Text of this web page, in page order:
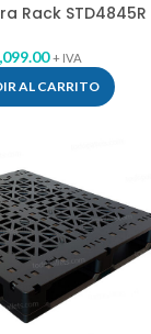
Rack STD4845R
+ IVA
AL CARRITO